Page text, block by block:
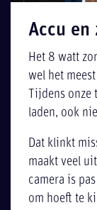
Accu en
Het 8 watt
wel het
Tijdens
laden, ook
Dat klinkt
maakt veel
camera is
om hoeft te